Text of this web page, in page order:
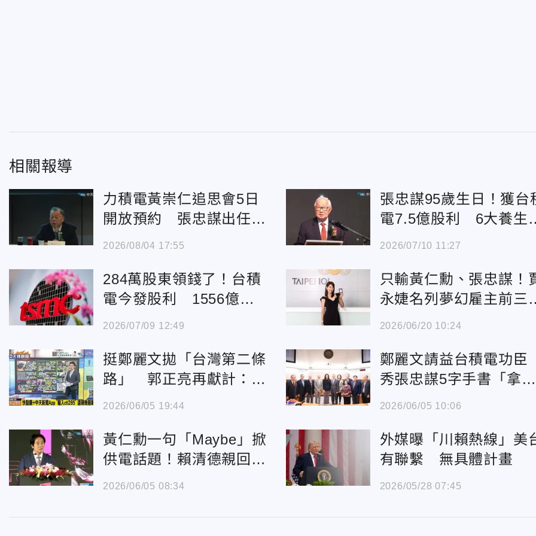
相關報導
力積電黃崇仁追思會5日
開放預約 張忠謀出任治
喪榮譽主委
2026/08/04 17:55
張忠謀95歲生日！獲台
電7.5億股利 6大養生
訣曝光
2026/07/10 11:27
284萬股東領錢了！台積
電今發股利 1556億活
水灌台股
2026/07/09 12:49
只輸黃仁勳、張忠謀！
永婕名列夢幻雇主前
網開酸「買榜」
2026/06/20 10:24
挺鄭麗文拋「台灣第二條
路」 郭正亮再獻計：這
最重要！
2026/06/05 19:44
鄭麗文請益台積電功
秀張忠謀5字手書「拿出
辦法來」深思兩岸
2026/06/05 10:06
黃仁勳一句「Maybe」掀
供電話題！賴清德親回：
下次請台電董座一起吃飯
2026/06/05 08:34
外媒曝「川賴熱線」美
有聯繫 無具體計畫
2026/05/28 07:45